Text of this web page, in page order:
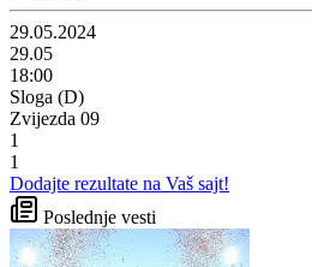
29.05.2024
29.05
18:00
Sloga (D)
Zvijezda 09
1
1
Dodajte rezultate na Vaš sajt!
Poslednje vesti